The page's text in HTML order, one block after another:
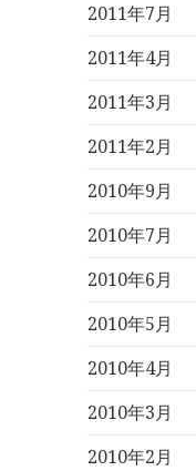
2011年7月
2011年4月
2011年3月
2011年2月
2010年9月
2010年7月
2010年6月
2010年5月
2010年4月
2010年3月
2010年2月